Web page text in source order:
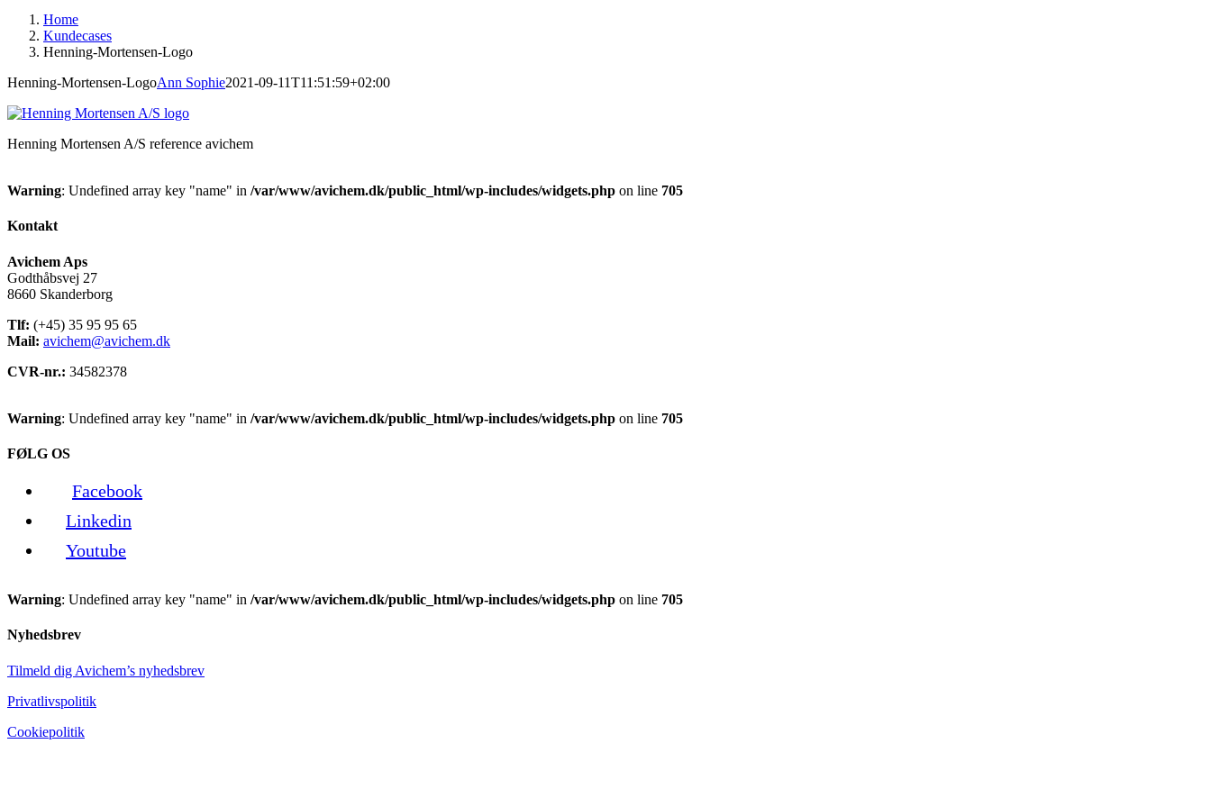
Home
Kundecases
Henning-Mortensen-Logo
Henning-Mortensen-LogoAnn Sophie2021-09-11T11:51:59+02:00
Henning Mortensen A/S reference avichem
Warning: Undefined array key "name" in /var/www/avichem.dk/public_html/wp-includes/widgets.php on line 705
Kontakt
Avichem Aps
Godthåbsvej 27
8660 Skanderborg
Tlf: (+45) 35 95 95 65
Mail: avichem@avichem.dk
CVR-nr.: 34582378
Warning: Undefined array key "name" in /var/www/avichem.dk/public_html/wp-includes/widgets.php on line 705
FØLG OS
Facebook
Linkedin
Youtube
Warning: Undefined array key "name" in /var/www/avichem.dk/public_html/wp-includes/widgets.php on line 705
Nyhedsbrev
Tilmeld dig Avichem’s nyhedsbrev
Privatlivspolitik
Cookiepolitik